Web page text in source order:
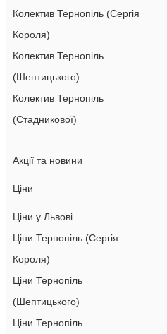
Колектив Тернопіль (Сергія
Короля)
Колектив Тернопіль
(Шептицького)
Колектив Тернопіль
(Стадникової)
Ціни
Ціни у Львові
Ціни Тернопіль (Сергія
Короля)
Ціни Тернопіль
(Шептицького)
Ціни Тернопіль
Акції та новини